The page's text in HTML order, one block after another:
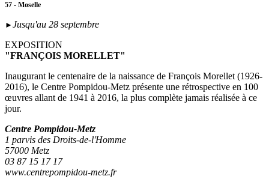
57 - Moselle
► Jusqu'au 28 septembre
EXPOSITION
"FRANÇOIS MORELLET"
Inaugurant le centenaire de la naissance de François Morellet (1926-
2016), le Centre Pompidou-Metz présente une rétrospective en 100
œuvres allant de 1941 à 2016, la plus complète jamais réalisée à ce
jour.
Centre Pompidou-Metz
1 parvis des Droits-de-l'Homme
57000 Metz
03 87 15 17 17
www.centrepompidou-metz.fr